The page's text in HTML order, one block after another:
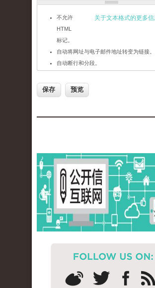
关于文本格式的更多信
不允许
HTML
标记。
自动将网址与电子邮件地址转变为链接。
自动断行和分段。